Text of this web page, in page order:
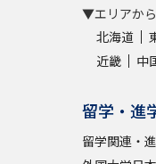
▼エリアか
北海道
近畿
中
留学・進
留学関連・